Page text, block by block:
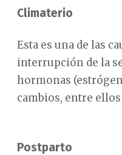
Climaterio
Esta es una de las
interrupción de la
hormonas
cambios, entre
Postparto